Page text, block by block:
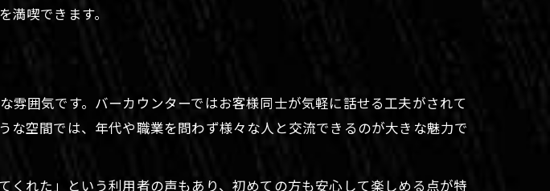
弾むシーンを体感
が札幌市で人気の理由
で生まれる新たな縁
で気軽に会話を楽しむ
安心なバーの雰囲気
喫できます。
囲気です。バーカウンターではお客様同士が気軽に話せる工夫がされて
空間では、年代や職業を問わず様々な人と交流できるのが大きな魅力で
れた」という利用者の声もあり、初めての方も安心して楽しめる点が特